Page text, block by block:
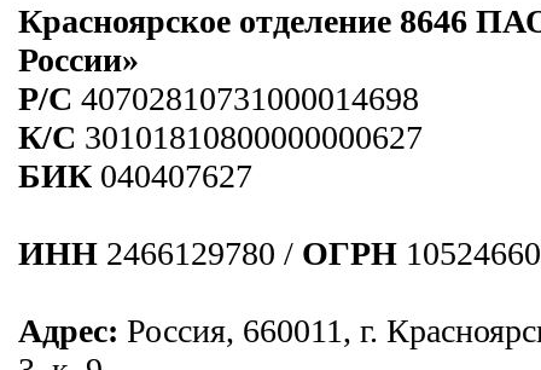
Красноярское отделение 8646
России»
Р/C 40702810731000014698
К/С 30101810800000000627
БИК 040407627
ИНН 2466129780 / ОГРН
Адрес: Россия, 660011, г.